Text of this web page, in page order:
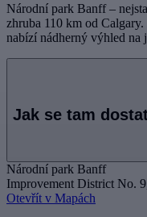
Národní park Banff –
zhruba 110 km od
nabízí nádherný výhled na
Jak se tam
Národní park Banff
Improvement District No.
Otevřít v Mapách